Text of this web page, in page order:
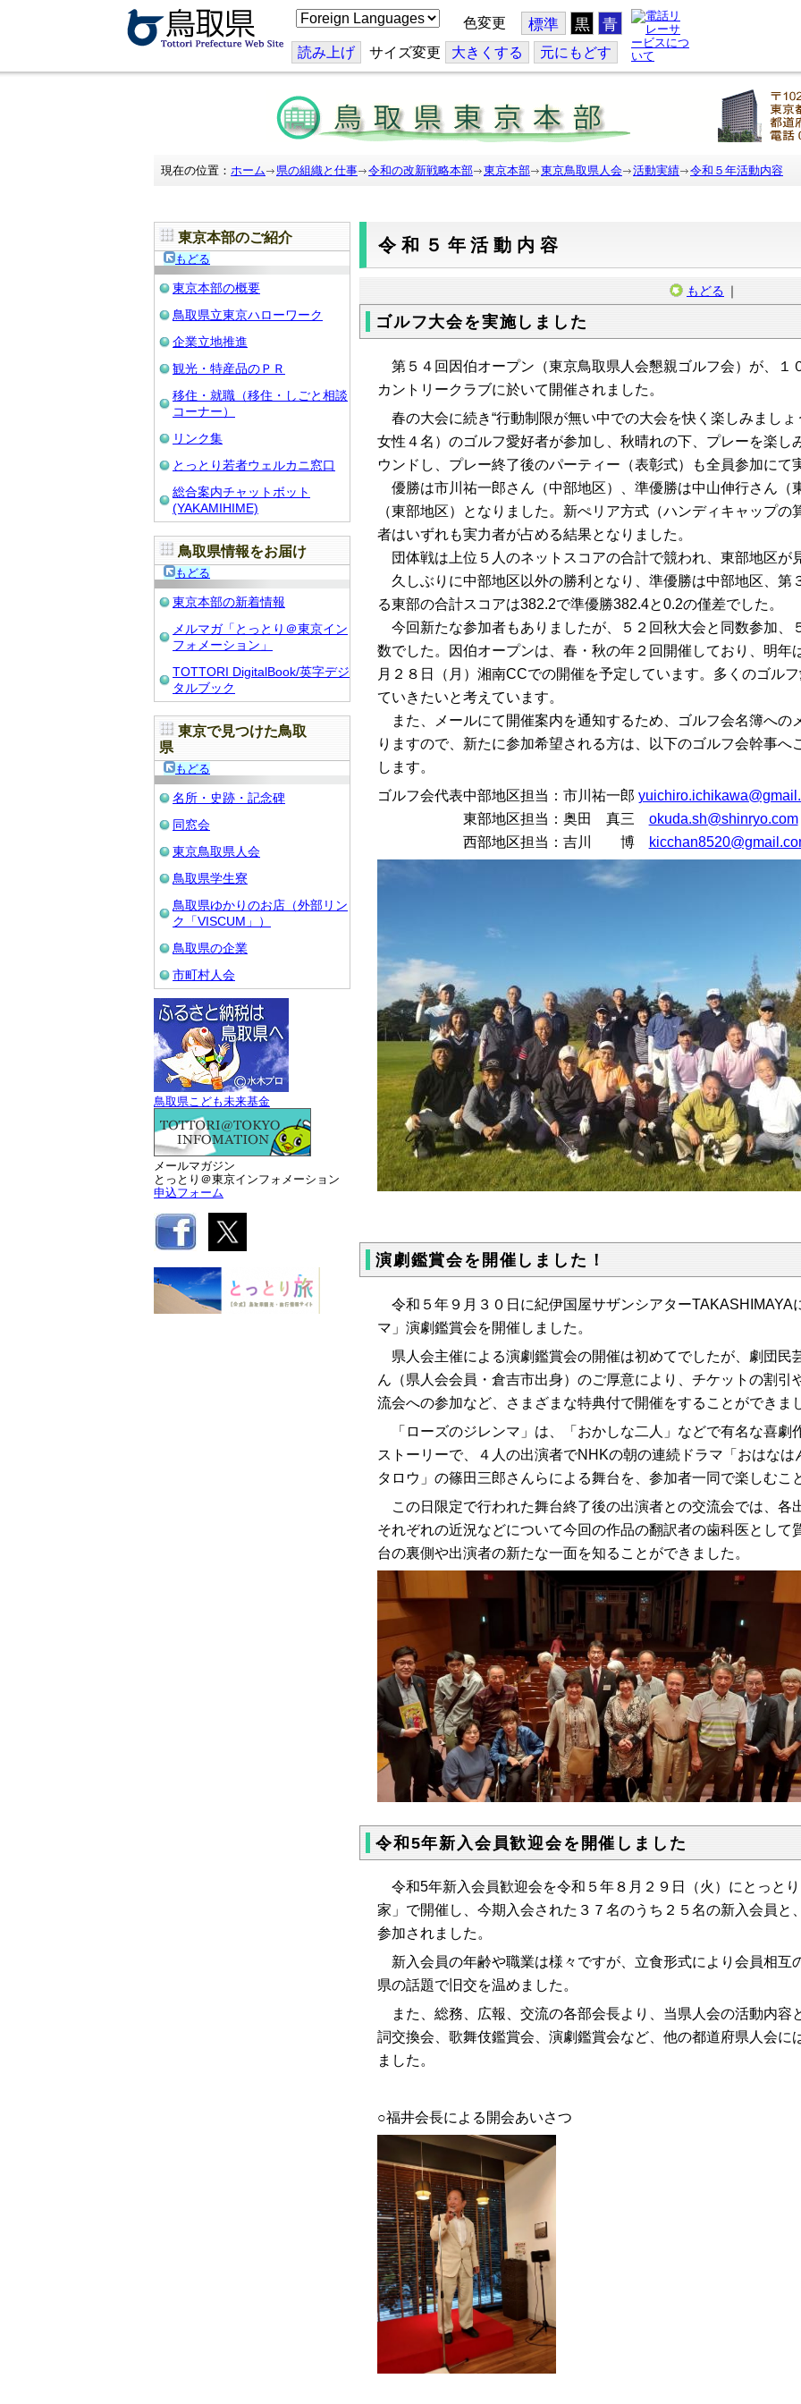
こ
の
ジ
を
訳
す
る
色変更 標準 黒 青
読み上げ サイズ変更 大きくする 元にもどす
現在の位置： ホーム 県の組織と仕事 令和の改新戦略本部 東京本部 東京鳥取県人会 活動実績 令和５年活動内容
東京本部のご紹介
もどる
東京本部の概要
鳥取県立東京ハローワーク
企業立地推進
観光・特産品のＰＲ
移住・就職（移住・しごと相談
コーナー）
リンク集
とっとり若者ウェルカニ窓口
総合案内チャットボット
(YAKAMIHIME)
鳥取県情報をお届け
もどる
東京本部の新着情報
メルマガ「とっとり＠東京イン
フォメーション」
TOTTORI DigitalBook/英字デジ
タルブック
東京で見つけた鳥取
県
もどる
名所・史跡・記念碑
同窓会
東京鳥取県人会
鳥取県学生寮
鳥取県ゆかりのお店（外部リン
ク「VISCUM」）
鳥取県の企業
市町村人会
鳥取県こども未来基金
メールマガジン
とっとり＠東京インフォメーション
申込フォーム
令和５年活動内容
もどる ｜
ゴルフ大会を実施しました
第５４回 因伯オープン（東京鳥取県人会懇親ゴルフ会）が、１
カントリークラブに於いて開催されました。
春の大会に続き“行動制限が無い中での大会を快く楽しみまし
女性４名）のゴルフ愛好者が参加し、秋晴れの下、プレーを楽し
ウンドし、プレー終了後のパーティー（表彰式）も全員参加にて
優勝は市川祐一郎さん（中部地区）、準優勝は中山伸行さん（
（東部地区）となりました。新ぺリア方式（ハンディキャップ
者はいずれも実力者が占める結果となりました。
団体戦は上位５人のネットスコアの合計で競われ、東部地区が見
久しぶりに中部地区以外の勝利となり、準優勝は中部地区、第
る東部の合計スコアは382.2で準優勝382.4と0.2の僅差でした。
今回新たな参加者もありましたが、５２回秋大会と同数参加、
数でした。因伯オープンは、春・秋の年２回開催しており、明年
月２８日（月）湘南CCでの開催を予定しています。多くのゴル
ていきたいと考えています。
また、メールにて開催案内を通知するため、ゴルフ会名簿への
りますので、新たに参加希望される方は、以下のゴルフ会幹事
します。
ゴルフ会代表中部地区担当：市川祐一郎
東部地区担当：奥田 真三 okuda.sh@shinryo.com
西部地区担当：吉川 博
演劇鑑賞会を開催しました！
令和５年９月３０日に紀伊国屋サザンシアターTAKASHIMAYA
マ」演劇鑑賞会を開催しました。
県人会主催による演劇鑑賞会の開催は初めてでしたが、劇団民
ん（県人会会員・倉吉市出身）のご厚意により、チケットの割引
流会への参加など、さまざまな特典付で開催をすることができま
「ローズのジレンマ」は、「おかしな二人」などで有名な喜劇
ストーリーで、４人の出演者でNHKの朝の連続ドラマ「おはな
タロウ」の篠田三郎さんらによる舞台を、参加者一同で楽しむこ
この日限定で行われた舞台終了後の出演者との交流会では、各
それぞれの近況などについて今回の作品の翻訳者の歯科医として
台の裏側や出演者の新たな一面を知ることができました。
令和5年新入会員歓迎会を開催しました
令和5年新入会員歓迎会を令和５年８月２９日（火）にとっと
家」で開催し、今期入会された３７名のうち２５名の新入会員と
参加されました。
新入会員の年齢や職業は様々ですが、立食形式により会員相互
県の話題で旧交を温めました。
また、総務、広報、交流の各部会長より、当県人会の活動内容
詞交換会、歌舞伎鑑賞会、演劇鑑賞会など、他の都道府県人会に
ました。
○福井会長による開会あいさつ